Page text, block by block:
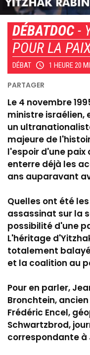
DÉBATDOC -
POUR LA
DÉBAT 1 HEURE 20
Le 4 novembre
ministre israélien,
un
majeure de
l'espoir d'une paix
enterre déjà les
ans auparavant
Quelles ont été
assassinat sur la
possibilité d'une
L'héritage
totalement
et la coalition au
Pour en parler,
Bronchtein,
Frédéric Encel,
Schwartzbrod,
correspondante à